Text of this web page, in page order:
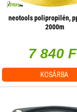
neotools polipropilén,
2000m
7 840
KOSÁRBA